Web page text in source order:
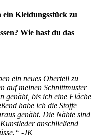
ein Kleidungsstück zu
Wie hast du das
ein neues Oberteil zu
auf meinen Schnittmuster
genäht, bis ich eine Fläche
habe ich die Stoffe
genäht. Die Nähte sind
anschließend
-JK